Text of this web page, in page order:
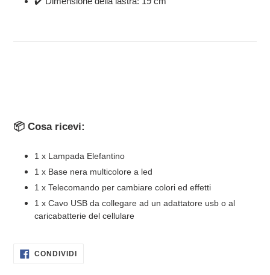
📦 Cosa ricevi:
1 x Lampada Elefantino
1 x Base nera multicolore a led
1 x Telecomando per cambiare colori ed effetti
1 x Cavo USB da collegare ad un adattatore usb o al
caricabatterie del cellulare
CONDIVIDI CONDIVIDI